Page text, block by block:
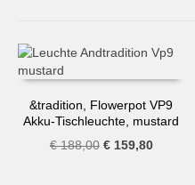
&tradition, Flowerpot VP9
Akku-Tischleuchte, mustard
€188,00 Ursprünglicher
€159,80Aktueller